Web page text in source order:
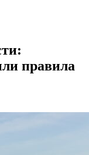
правила